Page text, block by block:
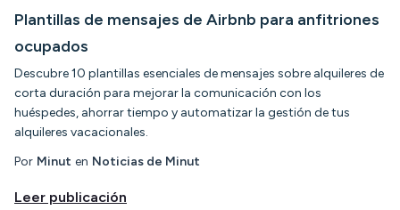
Plantillas de mensajes de Airbnb para anfitriones
ocupados
Descubre 10 plantillas esenciales de mensajes sobre alquileres de
corta duración para mejorar la comunicación con los
huéspedes, ahorrar tiempo y automatizar la gestión de tus
alquileres vacacionales.
Por Minut en Noticias de Minut
Leer publicación